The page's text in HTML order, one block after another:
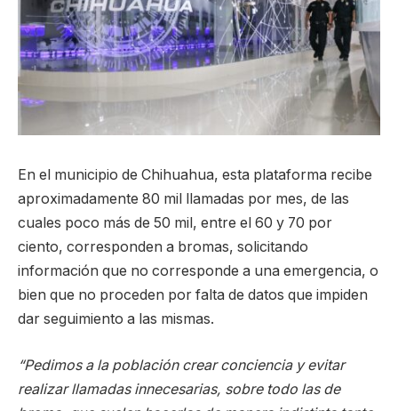
En el municipio de Chihuahua, esta plataforma recibe
aproximadamente 80 mil llamadas por mes, de las
cuales poco más de 50 mil, entre el 60 y 70 por
ciento, corresponden a bromas, solicitando
información que no corresponde a una emergencia, o
bien que no proceden por falta de datos que impiden
dar seguimiento a las mismas.
“Pedimos a la población crear conciencia y evitar
realizar llamadas innecesarias, sobre todo las de